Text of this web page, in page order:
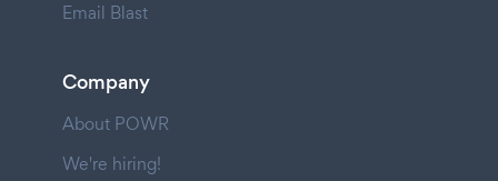
Email Blast
Company
About POWR
We're hiring!